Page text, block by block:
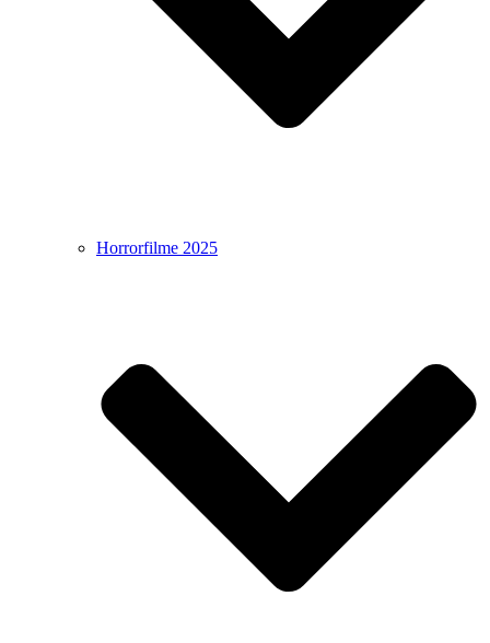
Horrorfilme 2025